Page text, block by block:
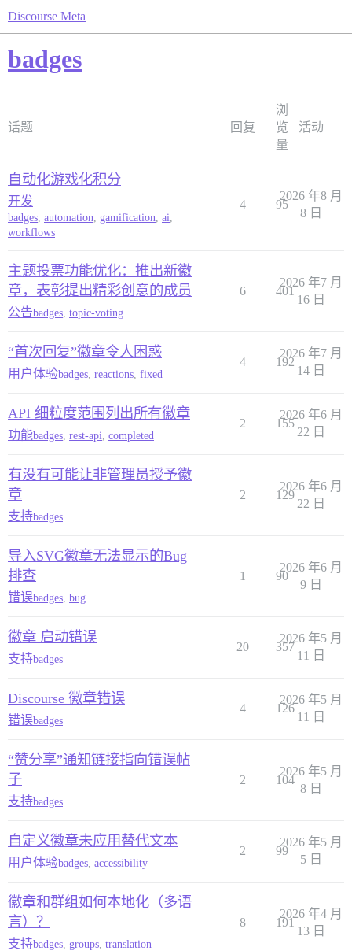
Discourse Meta
badges
话题 回复
浏
览
量
活动
自动化游戏化积分
开发
badges, automation, gamification, ai,
workflows
4 95
2026 年8 月
8 日
主题投票功能优化：推出新徽
章，表彰提出精彩创意的成员
公告badges topic-voting
6 401
2026 年7 月
16 日
“首次回复”徽章令人困惑
用户体验badges reactions fixed
4 192
2026 年7 月
14 日
API 细粒度范围列出所有徽章
功能badges rest-api completed
2 155
2026 年6 月
22 日
有没有可能让非管理员授予徽
章
支持badges
2 129
2026 年6 月
22 日
导入SVG徽章无法显示的Bug
排查
错误badges bug
1 90
2026 年6 月
9 日
徽章 启动错误
支持badges
20 357
2026 年5 月
11 日
Discourse 徽章错误
错误badges
4 126
2026 年5 月
11 日
“赞分享”通知链接指向错误帖
子
支持badges
2 104
2026 年5 月
8 日
自定义徽章未应用替代文本
用户体验badges accessibility
2 99
2026 年5 月
5 日
徽章和群组如何本地化（多语
言）？
支持badges groups translation
8 191
2026 年4 月
13 日